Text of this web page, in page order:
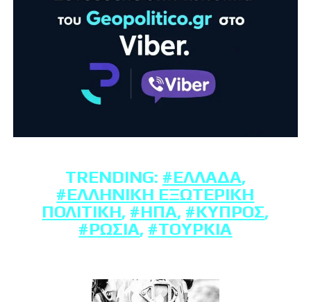
TRENDING: #ΕΛΛΆΔΑ,
#ΕΛΛΗΝΙΚΉ ΕΞΩΤΕΡΙΚΉ
ΠΟΛΙΤΙΚΉ, #ΗΠΑ, #ΚΎΠΡΟΣ,
#ΡΩΣΊΑ, #ΤΟΥΡΚΊΑ